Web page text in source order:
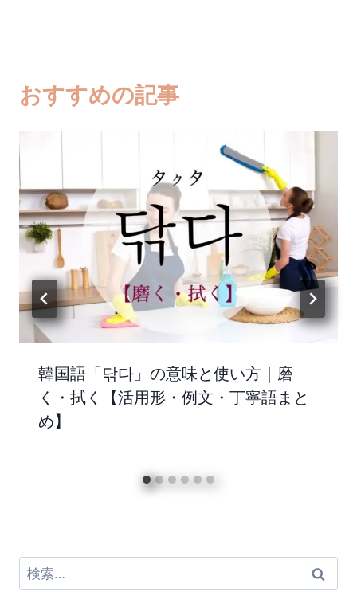
おすすめの記事
韓国語「닦다」の意味と使い方｜磨
く・拭く【活用形・例文・丁寧語まと
め】
検
索: